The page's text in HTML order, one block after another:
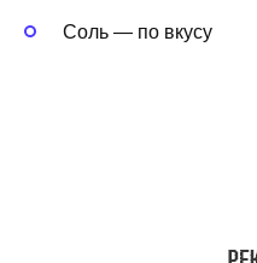
Соль — по вкусу